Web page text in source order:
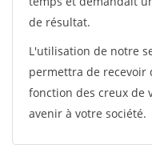
de résultat.
L'utilisation de notre
permettra de recevoir
fonction des creux de
avenir à votre société.